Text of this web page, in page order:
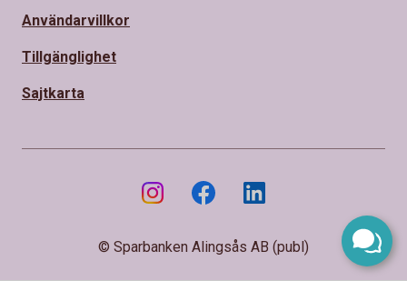
Användarvillkor
Tillgänglighet
Sajtkarta
© Sparbanken Alingsås AB (publ)